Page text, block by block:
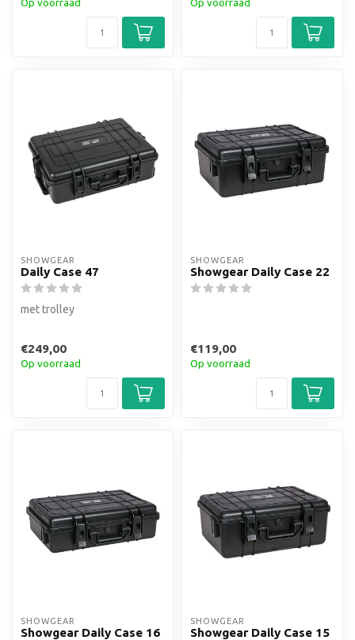
Op voorraad Op voorraad
SHOWGEAR
Daily Case 47
met trolley
€249,00
Op voorraad
SHOWGEAR
Showgear Daily Case 22
€119,00
Op voorraad
SHOWGEAR
Showgear Daily Case 16
SHOWGEAR
Showgear Daily Case 15